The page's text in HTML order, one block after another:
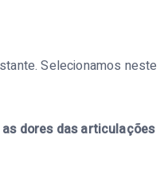
Selecionamos neste
dores das articulações